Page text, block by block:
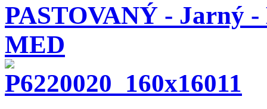
PASTOVANÝ - Jarný
MED